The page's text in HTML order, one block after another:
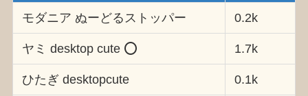
モダニア ぬーどるストッパー 0.2k
ヤミ desktop cute ⭕️ 1.7k
ひたぎ desktopcute 0.1k